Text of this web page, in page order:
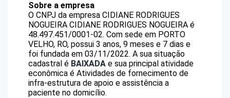
Sobre a empresa
O CNPJ da empresa CIDIANE RODRIGUES
NOGUEIRA CIDIANE RODRIGUES NOGUEIRA é
48.497.451/0001-02. Com sede em PORTO
VELHO, RO, possui 3 anos, 9 meses e 7 dias e
foi fundada em 03/11/2022. A sua situação
cadastral é BAIXADA e sua principal atividade
econômica é Atividades de fornecimento de
infra-estrutura de apoio e assistência a
paciente no domicílio.